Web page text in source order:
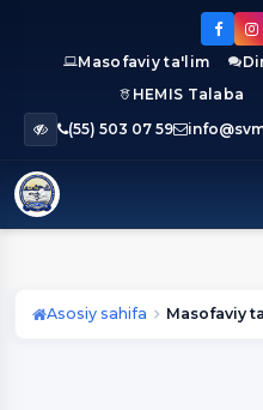
Masofaviy ta'lim
HEMIS Talaba
(55) 503 07 59
Asosiy sahifa Masofaviy